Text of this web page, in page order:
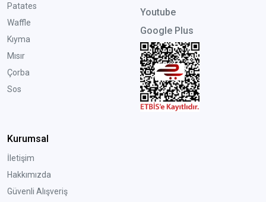
Patates
Waffle
Kıyma
Mısır
Çorba
Sos
Youtube
Google Plus
Kurumsal
İletişim
Hakkımızda
Güvenli Alışveriş